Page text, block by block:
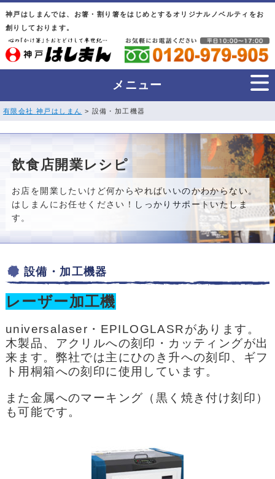
神戸はしまんでは、お箸・割り箸をはじめとするオリジナルノベルティをお
創りしております。
メニュー
有限会社 神戸はしまん > 設備・加工機器
飲食店開業レシピ
お店を開業したいけど何からやればいいのかわからない。
はしまんにお任せください！しっかりサポートいたしま
す。
設備・加工機器
レーザー加工機
universalaser・EPILOGLASRがあります。
木製品、アクリルへの刻印・カッティングが出
来ます。弊社では主にひのき升への刻印、ギフ
ト用桐箱への刻印に使用しています。
また金属へのマーキング（黒く焼き付け刻印）
も可能です。